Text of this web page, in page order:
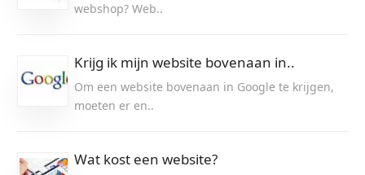
webshop? Web..
Krijg ik mijn website bovenaan in..
Om een website bovenaan in Google te krijgen,
moeten er en..
Wat kost een website?